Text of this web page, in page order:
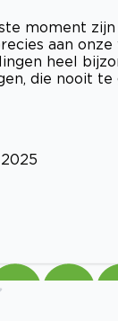
moment
aan
heel
die nooit